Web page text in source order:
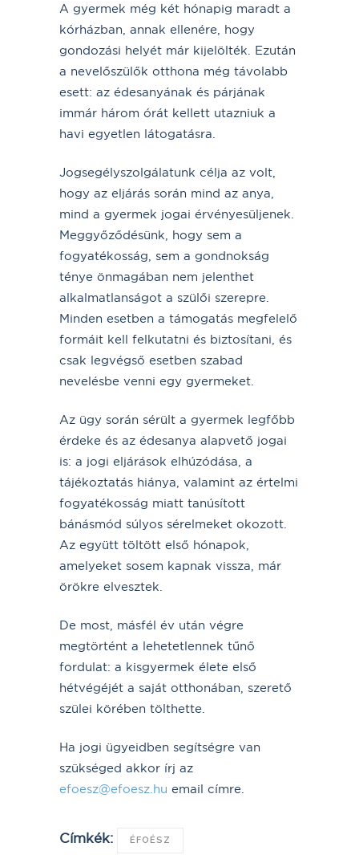
A gyermek még két hónapig maradt a
kórházban, annak ellenére, hogy
gondozási helyét már kijelölték. Ezután
a nevelőszülők otthona még távolabb
esett: az édesanyának és párjának
immár három órát kellett utazniuk a
havi egyetlen látogatásra.
Jogsegélyszolgálatunk célja az volt,
hogy az eljárás során mind az anya,
mind a gyermek jogai érvényesüljenek.
Meggyőződésünk, hogy sem a
fogyatékosság, sem a gondnokság
ténye önmagában nem jelenthet
alkalmatlanságot a szülői szerepre.
Minden esetben a támogatás megfelelő
formáit kell felkutatni és biztosítani, és
csak legvégső esetben szabad
nevelésbe venni egy gyermeket.
Az ügy során sérült a gyermek legfőbb
érdeke és az édesanya alapvető jogai
is: a jogi eljárások elhúzódása, a
tájékoztatás hiánya, valamint az értelmi
fogyatékosság miatt tanúsított
bánásmód súlyos sérelmeket okozott.
Az együtt töltött első hónapok,
amelyeket sosem kapnak vissza, már
örökre elvesztek.
De most, másfél év után végre
megtörtént a lehetetlennek tűnő
fordulat: a kisgyermek élete első
hétvégéjét a saját otthonában, szerető
szülei körében tölthette.
Ha jogi ügyeidben segítségre van
szükséged akkor írj az
efoesz@efoesz.hu email címre.
Címkék: ÉFOÉSZ